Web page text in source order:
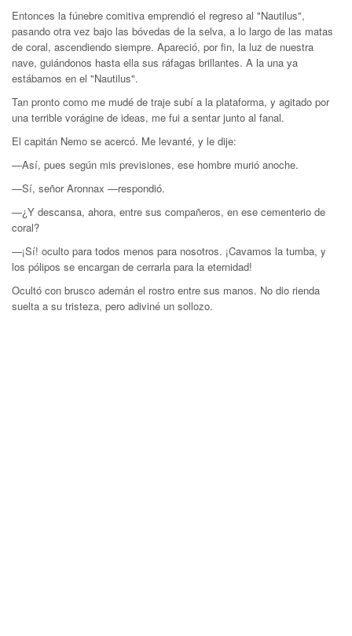
Entonces la fúnebre comitiva emprendió el regreso al "Nautilus",
pasando otra vez bajo las bóvedas de la selva, a lo largo de las matas
de coral, ascendiendo siempre. Apareció, por fin, la luz de nuestra
nave, guiándonos hasta ella sus ráfagas brillantes. A la una ya
estábamos en el "Nautilus".
Tan pronto como me mudé de traje subí a la plataforma, y agitado por
una terrible vorágine de ideas, me fui a sentar junto al fanal.
El capitán Nemo se acercó. Me levanté, y le dije:
—Así, pues según mis previsiones, ese hombre murió anoche.
—Sí, señor Aronnax —respondió.
—¿Y descansa, ahora, entre sus compañeros, en ese cementerio de
coral?
—¡Sí! oculto para todos menos para nosotros. ¡Cavamos la tumba, y
los pólipos se encargan de cerrarla para la eternidad!
Ocultó con brusco ademán el rostro entre sus manos. No dio rienda
suelta a su tristeza, pero adiviné un sollozo.